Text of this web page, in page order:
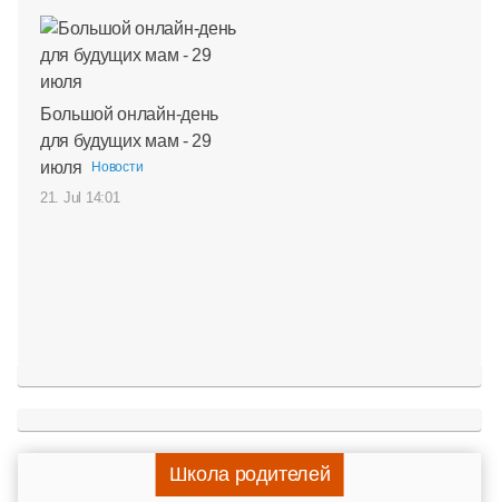
Большой онлайн-день
для будущих мам - 29
июля
Новости
21. Jul 14:01
Школа родителей